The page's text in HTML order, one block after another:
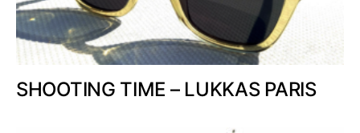
SHOOTING TIME – LUKKAS PARIS